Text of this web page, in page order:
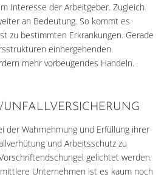
Interesse der Arbeitgeber. Zugleich
an Bedeutung. So kommt es
zu bestimmten Erkrankungen. Gerade
einhergehenden
mehr vorbeugendes Handeln.
UNFALLVERSICHERUNG
der Wahrnehmung und Erfüllung ihrer
und Arbeitsschutz zu
gelichtet werden.
Unternehmen ist es kaum noch